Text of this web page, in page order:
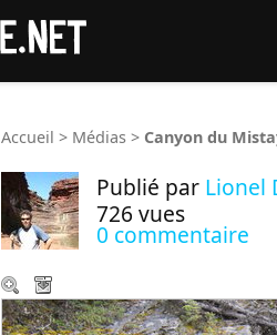
Accueil > Médias > Canyon du
Publié par Lionel
726 vues
0 commentaire